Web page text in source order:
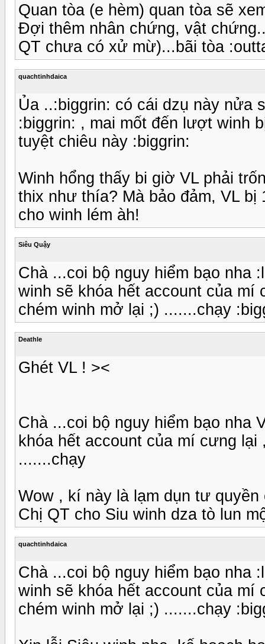
Quan tòa (e hèm) quan tòa sẽ
Đợi thêm nhân chứng, vật
QT chưa có xử mừ)...bãi tòa
quachtinhdaica
Ủa ..:biggrin: có cái dzụ này nửa
:biggrin: , mai mốt đến lượt winh
tuyệt chiêu này :biggrin:
Winh hổng thấy bi giờ VL phải
thix như thía? Mà bảo đảm, VL
cho winh lém àh!
Siêu Quậy
Chà ...coi bộ nguy hiểm bạo nha
winh sẽ khóa hết account của mí
chém winh mở lại ;) .......chạy
Deathle
Ghét VL ! ><
Chà ...coi bộ nguy hiểm bạo nha
khóa hết account của mí cưng
.......chạy
Wow , kí này là lạm dụn tư quyền
Chị QT cho Siu winh dza tò lun
quachtinhdaica
Chà ...coi bộ nguy hiểm bạo nha
winh sẽ khóa hết account của mí
chém winh mở lại ;) .......chạy